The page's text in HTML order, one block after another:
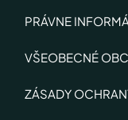
PRÁVNE
VŠEOBECNÉ
ZÁSADY